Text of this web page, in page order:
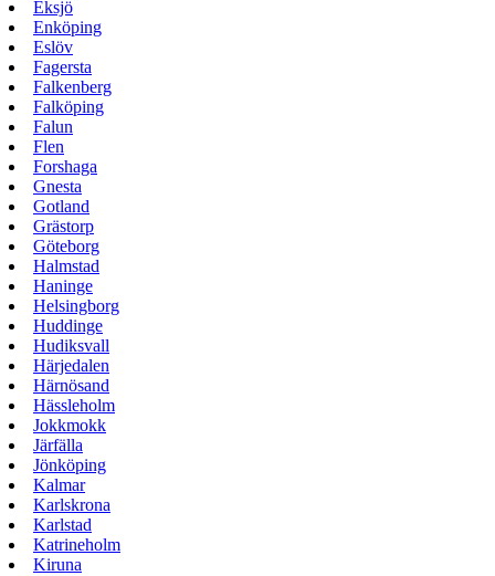
Eksjö
Enköping
Eslöv
Fagersta
Falkenberg
Falköping
Falun
Flen
Forshaga
Gnesta
Gotland
Grästorp
Göteborg
Halmstad
Haninge
Helsingborg
Huddinge
Hudiksvall
Härjedalen
Härnösand
Hässleholm
Jokkmokk
Järfälla
Jönköping
Kalmar
Karlskrona
Karlstad
Katrineholm
Kiruna